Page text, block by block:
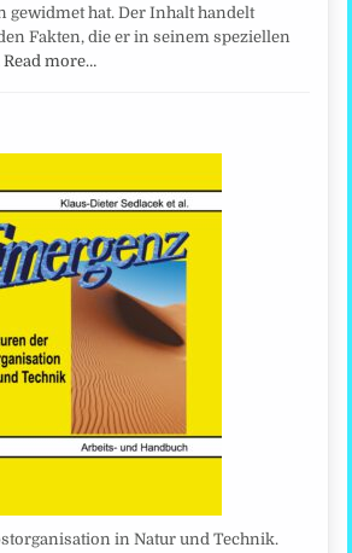
gewidmet hat. Der Inhalt handelt
Fakten, die er in seinem speziellen
Read more…
in Natur und Technik.